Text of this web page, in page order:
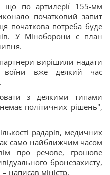
що по артилерії 155-мм
початковий запит
початкова потреба буде
У Міноборони є план
вирішили надати
воїни вже деякий час
з деякими типами
політичних рішень",
радарів, медичних
само найближчим часом
про речове, грошове
бронезахисту,
написав міністр.